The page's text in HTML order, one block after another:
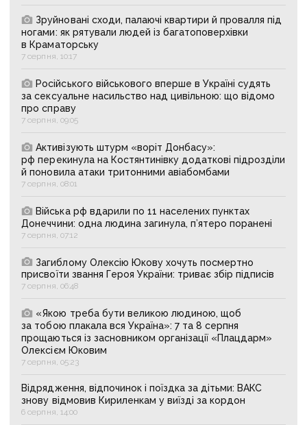
Зруйновані сходи, палаючі квартири й провалля під
ногами: як рятували людей із багатоповерхівки
в Краматорську
7 серпня, 10:17
Російського військового вперше в Україні судять
за сексуальне насильство над цивільною: що відомо
про справу
7 серпня, 09:05
Активізують штурм «воріт Донбасу»:
рф перекинула на Костянтинівку додаткові підрозділи
й поновила атаки тритонними авіабомбами
7 серпня, 08:01
Війська рф вдарили по 11 населених пунктах
Донеччини: одна людина загинула, п’ятеро поранені
7 серпня, 07:12
Загиблому Олексію Юкову хочуть посмертно
присвоїти звання Героя України: триває збір підписів
7 серпня, 06:48
«Якою треба бути великою людиною, щоб
за тобою плакала вся Україна»: 7 та 8 серпня
прощаються із засновником організації «Плацдарм»
Олексієм Юковим
7 серпня, 05:23
Відрядження, відпочинок і поїздка за дітьми: ВАКС
знову відмовив Кириленкам у виїзді за кордон
6 серпня, 14:00